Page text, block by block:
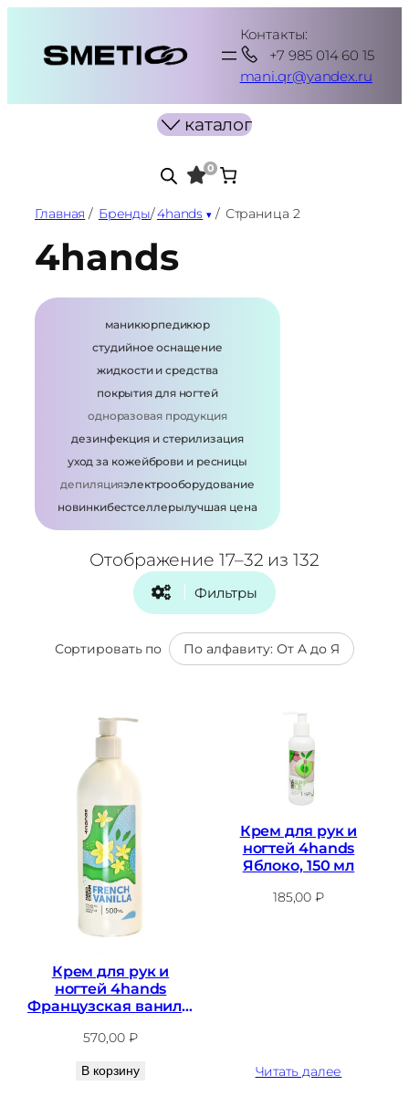
содержимому
Контакты:
+7 985 014 60 15
mani.qr@yandex.ru
каталог
0
Главная / Бренды/4hands / Страница 2
4hands
маникюрпедикюр
студийное оснащение
жидкости и средства
покрытия для ногтей
одноразовая продукция
дезинфекция и стерилизация
уход за кожейброви и ресницы
депиляцияэлектрооборудование
новинкибестселлерылучшая цена
Отображение 17–32 из 132
Фильтры
Сортировать по
Крем для рук и
ногтей 4hands
Французская ваниль,
570,00 ₽
В корзину
Крем для рук и
ногтей 4hands
Яблоко, 150 мл
185,00₽
Читать далее